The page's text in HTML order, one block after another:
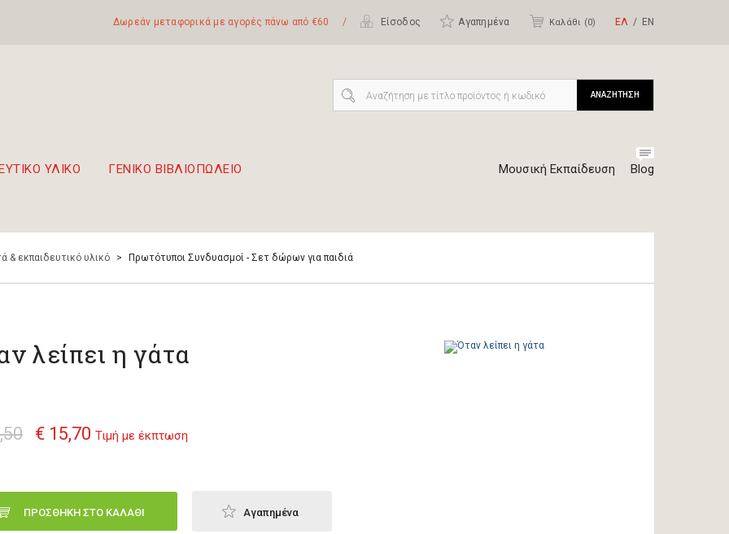
Δωρεάν μεταφορικά με αγορές πάνω από €60 / Είσοδος Αγαπημένα Καλάθι (0) ΕΛ ΕΝ
ΥΛΙΚΟ ΓΕΝΙΚΟ ΒΙΒΛΙΟΠΩΛΕΙΟ Μουσική Εκπαίδευση Blog
ΑΝΑΖΗΤΗΣΗ
& εκπαιδευτικό υλικό > Πρωτότυποι Συνδυασμοί - Σετ δώρων για παιδιά
λείπει η γάτα
€ 15,70 Τιμή με έκπτωση
ΠΡΟΣΘΗΚΗ ΣΤΟ ΚΑΛΑΘΙ Αγαπημένα